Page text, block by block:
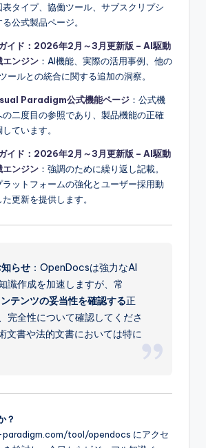
表タイプ、協働ツール、サブスクリプシ
公式製品ページ。
イド：2026年2月～3月更新版 – AI駆動
エンジン ：AI機能、実際の活用事例、他の
ールとの統合に関する追加の洞察。
Paradigm公式機能ページ ：公式機
二度目の参照であり、製品機能の正確
ています。
イド：2026年2月～3月更新版 – AI駆動
エンジン ：強調のために繰り返し記載。
ラットフォームの強化とユーザー採用動
更新を提供します。
らせ ：OpenDocsは強力なAI
識作成を加速しますが、常
テンツの妥当性を確認する正
完全性について確認してくださ
文書や法的文書においては特に
？
tool/opendocs にアクセ